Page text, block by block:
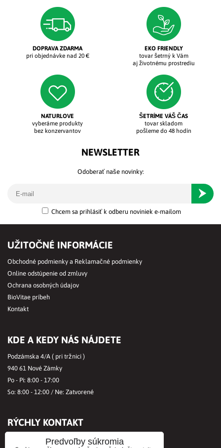
DOPRAVA ZDARMA
pri objednávke nad 20 €
EKO FRIENDLY
tovar šetrný k Vám
aj životnému prostrediu
NATURLOVE
vyberáme produkty
bez konzervantov
ŠETRÍME VÁŠ ČAS
tovar skladom
pošleme do 48 hodín
NEWSLETTER
Odoberať naše novinky:
Chcem sa prihlásiť k odberu noviniek e-mailom
UŽITOČNÉ INFORMÁCIE
Obchodné podmienky a Reklamačné podmienky
Online odstúpenie od zmluvy
Ochrana osobných údajov
BioVitae príbeh
Kontakt
KDE A KEDY NÁS NÁJDETE
Podzámska 4/A ( pri tržnici )
940 61 Nové Zámky
Po - Pi: 8:00 - 17:00
So: 8:00 - 12:00 / Ne: Zatvorené
RÝCHLY KONTAKT
+421356421513
Predvoľby súkromia